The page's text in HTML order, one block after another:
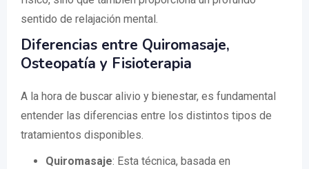
sentido de relajación mental.
Diferencias entre Quiromasaje,
Osteopatía y Fisioterapia
A la hora de buscar alivio y bienestar, es fundamental
entender las diferencias entre los distintos tipos de
tratamientos disponibles.
Quiromasaje: Esta técnica, basada en